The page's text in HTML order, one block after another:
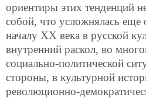
ориентиры этих тенденций
собой, что усложнялась еще
началу ХХ века в русской
внутренний раскол, во
социально-политической
стороны, в культурной
революционно-